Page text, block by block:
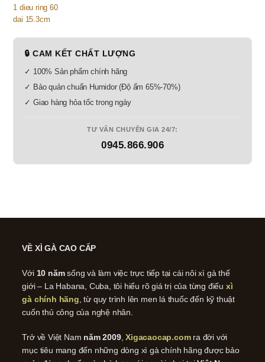
🔒 CAM KẾT CHẤT LƯỢNG
✓ 100% Sản phẩm chính hãng
✓ Bảo quản chuẩn Humidor (Độ ẩm 65%-70%)
✓ Giao hàng hỏa tốc trong ngày
TƯ VẤN CHUYÊN GIA 24/7:
0945.866.906
VỀ XÌ GÀ CAO CẤP
Với 10 nămsống và làm việc trực tiếp tại cái nôi xì gà thế
giới – La Habana, Cuba, tôi hiểu rõ giá trị của từng điếu xì
gà chính hãng , từ quy trình lên men lá thuốc đến kỹ thuật
cuốn thủ công của nghệ nhân.
Trở về Việt Nam năm 2009,Xigacaocap.comra đời với
mục tiêu mang đến những dòng xì gà chính hãng được bảo